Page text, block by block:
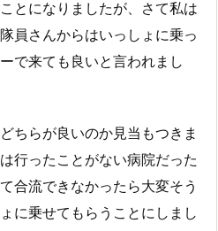
とになりましたが、さて私は
員さんからはいっしょに乗っ
で来ても良いと言われまし
ちらが良いのか見当もつきま
行ったことがない病院だった
合流できなかったら大変そう
に乗せてもらうことにしまし